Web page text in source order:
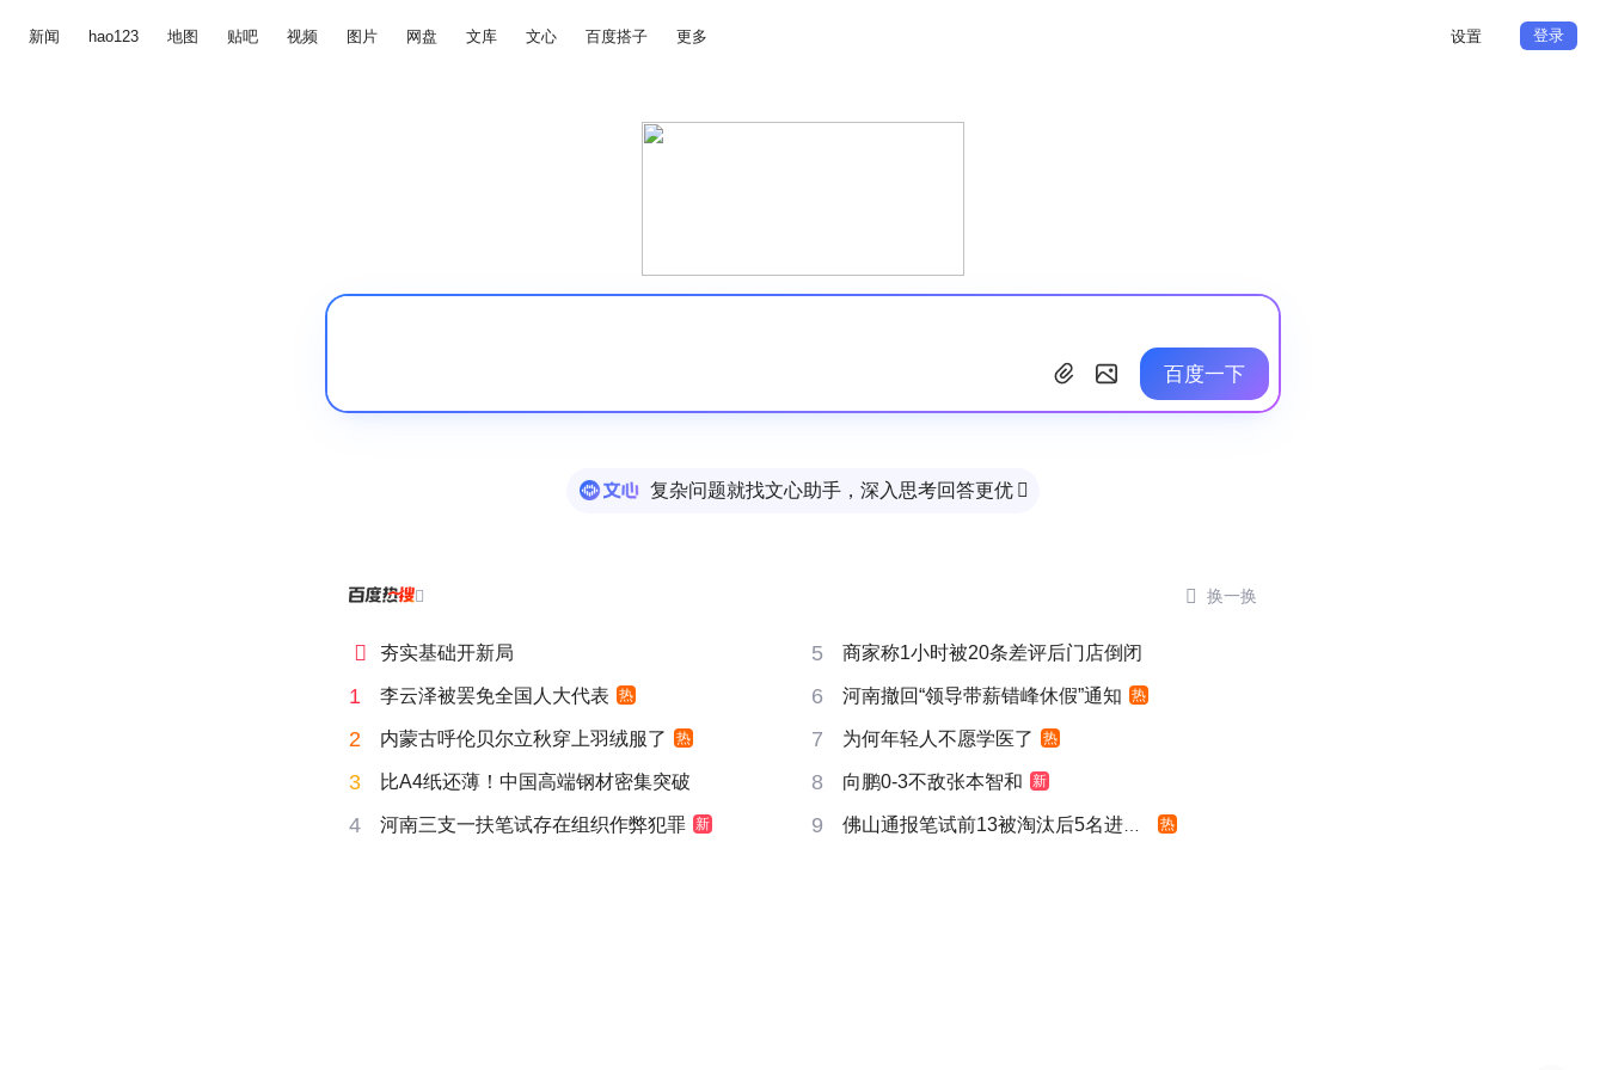
新闻 hao123 地图 贴吧 视频 图片 网盘 文库 文心 百度搭子 更多 设置 登录
百度一下
复杂问题就找文心助手，深入思考回答更优 
  换一换
 夯实基础开新局 5 商家称1小时被20条差评后门店倒闭
1 李云泽被罢免全国人大代表 热 6 河南撤回“领导带薪错峰休假”通知 热
2 内蒙古呼伦贝尔立秋穿上羽绒服了 热 7 为何年轻人不愿学医了 热
3 比A4纸还薄！中国高端钢材密集突破 8 向鹏0-3不敌张本智和 新
4 河南三支一扶笔试存在组织作弊犯罪 新 9 佛山通报笔试前13被淘汰后5名进体检 热